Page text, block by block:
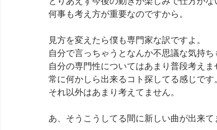
何事も考え方が重要なのですから。
見方を変えたら僕も専門家な訳ですよ。
自分で言っちゃうとなんか不思議な気持
自分の専門性についてはあまり普段考え
常に何かしら出来るコト探してる感じです
それ以外はあまり考えてません。
あ、そうこうしてる間に新しい曲が出来て